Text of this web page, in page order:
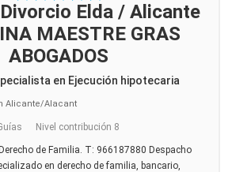
Elda / Alicante
MAESTRE GRAS
ABOGADOS
en Ejecución hipotecaria
Alicante/Alacant
Nivel contribución 8
de Familia. T: 966187880 Despacho
en derecho de familia, bancario,